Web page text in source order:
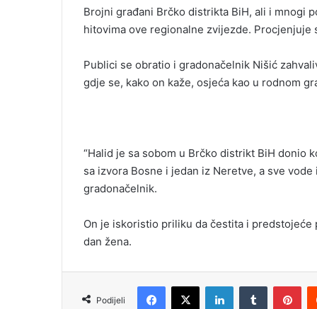
Brojni građani Brčko distrikta BiH, ali i mnogi
hitovima ove regionalne zvijezde. Procjenjuje
Publici se obratio i gradonačelnik Nišić
gdje se, kako on kaže, osjeća kao u rodnom
“Halid je sa sobom u Brčko distrikt BiH donio
sa izvora Bosne i jedan iz Neretve, a sve
gradonačelnik.
On je iskoristio priliku da čestita i
dan žena.
Podijeli